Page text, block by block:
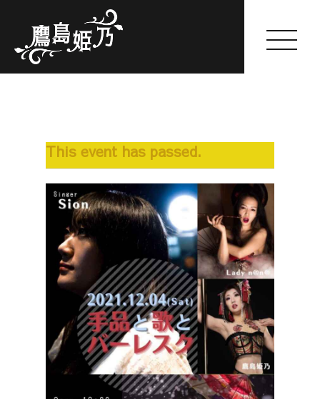
Himeno Takashima
ABOUT
GALLERY
WORKS
SCHEDULE(一般公開のみ)
FANCLUB
SHOP
BLOG
OFFER
This event has passed.